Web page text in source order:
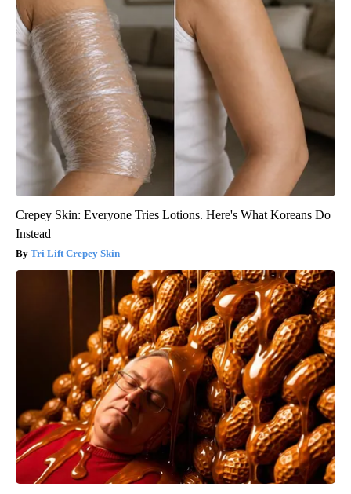
Crepey Skin: Everyone Tries Lotions. Here's What Koreans Do
Instead
Tri Lift Crepey Skin